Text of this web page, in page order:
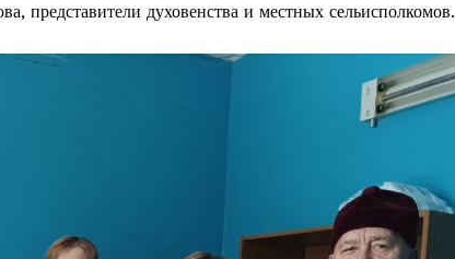
представители духовенства и местных сельисполкомов.